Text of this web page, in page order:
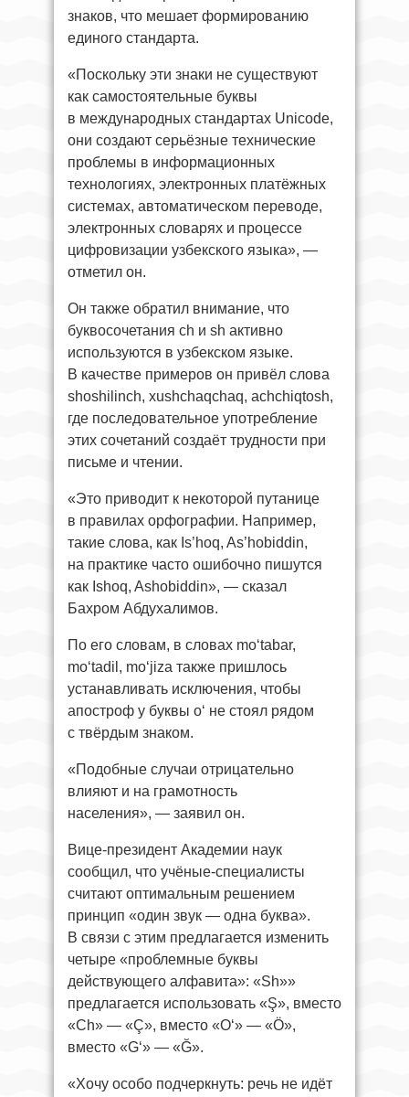
знаков, что мешает формированию
единого стандарта.
«Поскольку эти знаки не существуют
как самостоятельные буквы
в международных стандартах Unicode,
они создают серьёзные технические
проблемы в информационных
технологиях, электронных платёжных
системах, автоматическом переводе,
электронных словарях и процессе
цифровизации узбекского языка», —
отметил он.
Он также обратил внимание, что
буквосочетания ch и sh активно
используются в узбекском языке.
В качестве примеров он привёл слова
shoshilinch, xushchaqchaq, achchiqtosh,
где последовательное употребление
этих сочетаний создаёт трудности при
письме и чтении.
«Это приводит к некоторой путанице
в правилах орфографии. Например,
такие слова, как Is’hoq, As’hobiddin,
на практике часто ошибочно пишутся
как Ishoq, Ashobiddin», — сказал
Бахром Абдухалимов.
По его словам, в словах mo‘tabar,
mo‘tadil, mo‘jiza также пришлось
устанавливать исключения, чтобы
апостроф у буквы o‘ не стоял рядом
с твёрдым знаком.
«Подобные случаи отрицательно
влияют и на грамотность
населения», — заявил он.
Вице-президент Академии наук
сообщил, что учёные-специалисты
считают оптимальным решением
принцип «один звук — одна буква».
В связи с этим предлагается изменить
четыре «проблемные буквы
действующего алфавита»: «Sh»»
предлагается использовать «Ş», вместо
«Ch» — «Ç», вместо «Oʻ» — «Ö»,
вместо «Gʻ» — «Ğ».
«Хочу особо подчеркнуть: речь не идёт